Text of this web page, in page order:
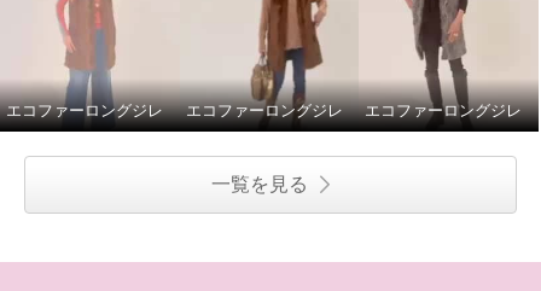
エコファーロングジレ エコファーロングジレ エコファーロングジレ
一覧を見る